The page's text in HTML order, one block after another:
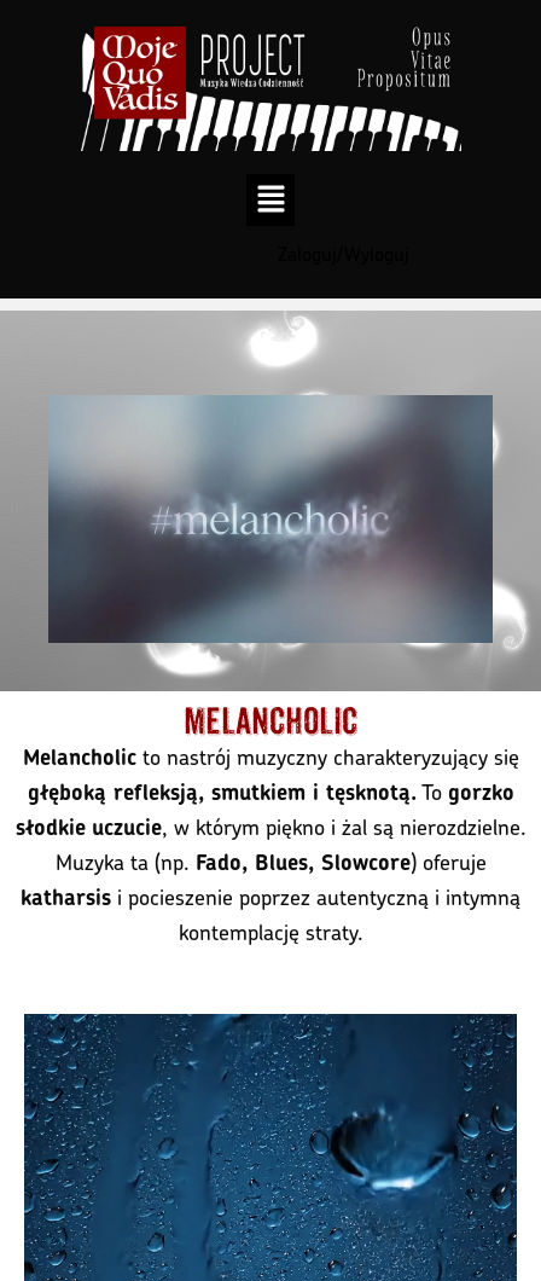
do
Melancholic
Melancholicto nastrój muzyczny charakteryzujący się
głęboką refleksją, smutkiem i tęsknotą.To gorzko
słodkie uczucie, w którym piękno i żal są nierozdzielne.
Muzyka ta (np. Fado, Blues, Slowcore) oferuje
katharsis i pocieszenie poprzez autentyczną i intymną
kontemplację straty.